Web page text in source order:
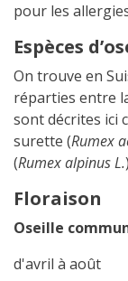
pour les
Espèces
On trouve en
réparties entre
sont décrites ici
surette (Rumex
(Rumex alpinus L.)
Floraison
Oseille
d'avril à août